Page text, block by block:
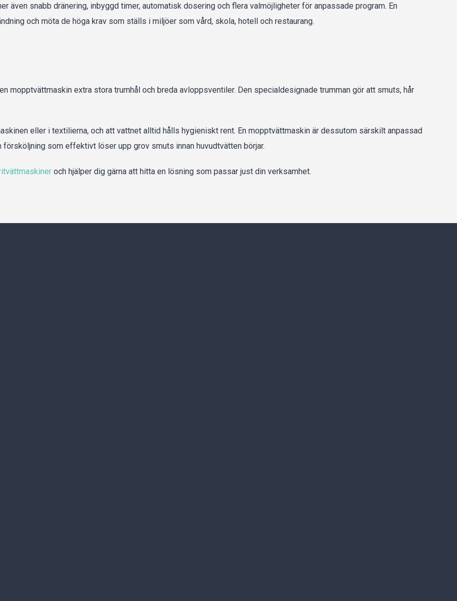
även snabb dränering, inbyggd timer, automatisk dosering och flera valmöjligheter för anpassade program. En
och möta de höga krav som ställs i miljöer som vård, skola, hotell och restaurang.
mopptvättmaskin extra stora trumhål och breda avloppsventiler. Den specialdesignade trumman gör att smuts, hår
eller i textilierna, och att vattnet alltid hålls hygieniskt rent. En mopptvättmaskin är dessutom särskilt anpassad
som effektivt löser upp grov smuts innan huvudtvätten börjar.
och hjälper dig gärna att hitta en lösning som passar just din verksamhet.